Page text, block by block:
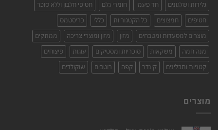
גלידות ושלגונים חד פעמי חומרי גלם
חטיפי חלבון וללא סוכר
חטיפים
חמצוצים כל הקטגוריות כללי
כריסטמס
מוצרים למסעדות ומטבחים
מזון מזון ומוצרי צריכה
ממתקים
מנה חמה
משקאות סוכריות ומסטיקים עוגות
פיצוחים
קטניות ותבלינים
קינדר קפה רוטבים שוקולדים
מוצרים